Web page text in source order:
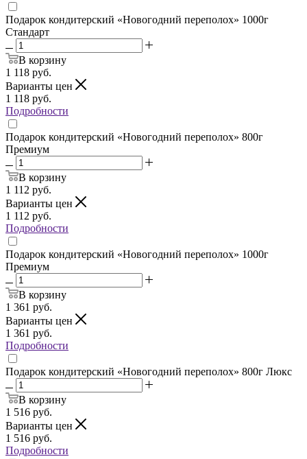
Подарок кондитерский «Новогодний переполох» 1000г
Стандарт
В корзину
1 118 руб.
Варианты цен
1 118 руб.
Подробности
Подарок кондитерский «Новогодний переполох» 800г
Премиум
В корзину
1 112 руб.
Варианты цен
1 112 руб.
Подробности
Подарок кондитерский «Новогодний переполох» 1000г
Премиум
В корзину
1 361 руб.
Варианты цен
1 361 руб.
Подробности
Подарок кондитерский «Новогодний переполох» 800г Люкс
В корзину
1 516 руб.
Варианты цен
1 516 руб.
Подробности